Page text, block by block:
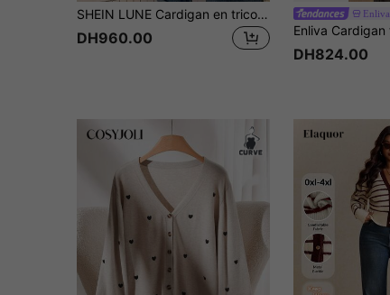
SHEIN LUNE Cardigan en tricot imprimé léopard grande taille
DH960.00
Enliva
DH824.00